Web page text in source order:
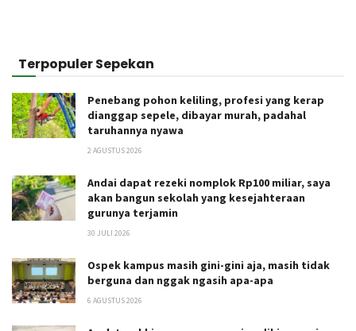
Terpopuler Sepekan
Penebang pohon keliling, profesi yang kerap
dianggap sepele, dibayar murah, padahal
taruhannya nyawa
2 AGUSTUS 2026
Andai dapat rezeki nomplok Rp100 miliar, saya
akan bangun sekolah yang kesejahteraan
gurunya terjamin
30 JULI 2026
Ospek kampus masih gini-gini aja, masih tidak
berguna dan nggak ngasih apa-apa
6 AGUSTUS 2026